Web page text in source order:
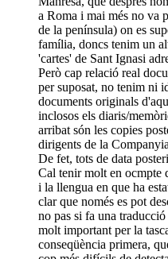
a Roma i mai més no va
de la península) on es
família, doncs tenim un
'cartes' de Sant Ignasi
Però cap relació real
per suposat, no tenim ni
documents originals
inclosos els diaris/
arribat són les copies
dirigents de la
De fet, tots de data
Cal tenir molt en ocmpte
i la llengua en que ha
clar que només es pot
no pas si fa una
molt important per la
conseqüència primera,